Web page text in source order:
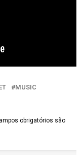
MUSIC
obrigatórios são